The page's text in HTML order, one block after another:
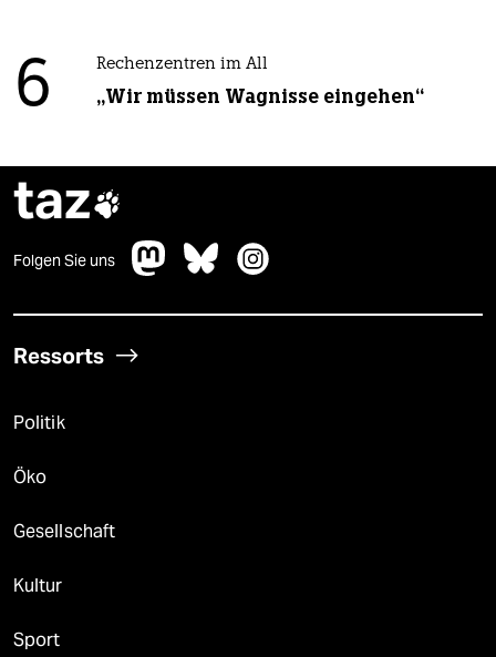
6 Rechenzentren im All
„Wir müssen Wagnisse eingehen“
taz
Folgen Sie uns
Ressorts
Politik
Öko
Gesellschaft
Kultur
Sport